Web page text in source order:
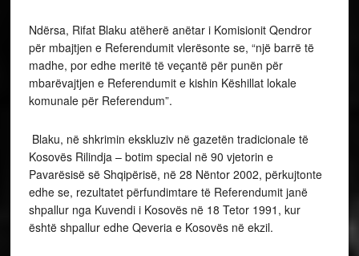
Ndërsa, Rifat Blaku atëherë anëtar i Komisionit Qendror
për mbajtjen e Referendumit vlerësonte se, “një barrë të
madhe, por edhe meritë të veçantë për punën për
mbarëvajtjen e Referendumit e kishin Këshillat lokale
komunale për Referendum”.
Blaku, në shkrimin ekskluziv në gazetën tradicionale të
Kosovës Rilindja – botim special në 90 vjetorin e
Pavarësisë së Shqipërisë, në 28 Nëntor 2002, përkujtonte
edhe se, rezultatet përfundimtare të Referendumit janë
shpallur nga Kuvendi i Kosovës në 18 Tetor 1991, kur
është shpallur edhe Qeveria e Kosovës në ekzil.